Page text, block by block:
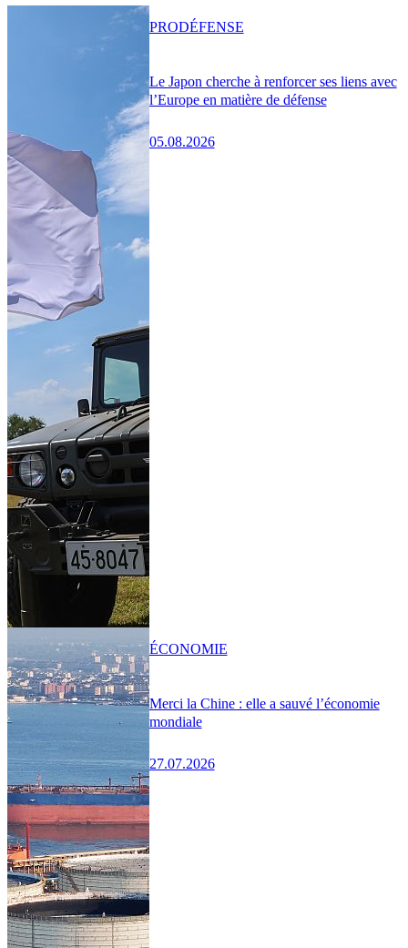
Le Japon cherche à renforcer ses liens avec
l’Europe en matière de défense
05.08.2026
PRODÉFENSE
Merci la Chine : elle a sauvé l’économie
mondiale
27.07.2026
ÉCONOMIE